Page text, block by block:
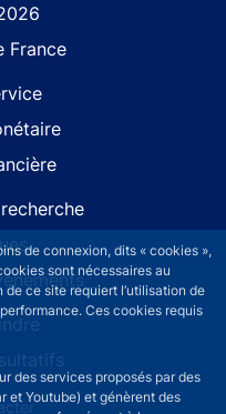
de connexion, dits « cookies »,
sont nécessaires au
ce site requiert l’utilisation de
Ces cookies requis
des services proposés par des
et Youtube) et génèrent des
France